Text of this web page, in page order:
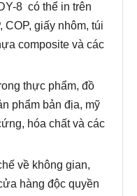
8 có thể in trên
COP, giấy nhôm, túi
composite và các
thực phẩm, đồ
phẩm bản địa, mỹ
hóa chất và các
về không gian,
hàng độc quyền